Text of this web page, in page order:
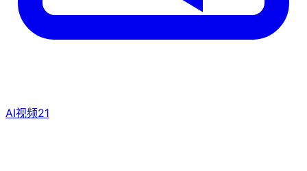
AI视频21